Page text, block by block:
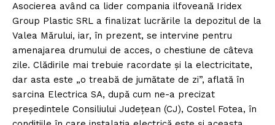
Asocierea având ca lider compania ilfoveană Iridex
Group Plastic SRL a finalizat lucrările la depozitul de la
Valea Mărului, iar, în prezent, se intervine pentru
amenajarea drumului de acces, o chestiune de câteva
zile. Clădirile mai trebuie racordate și la electricitate,
dar asta este „o treabă de jumătate de zi”, aflată în
sarcina Electrica SA, după cum ne-a precizat
președintele Consiliului Județean (CJ), Costel Fotea, în